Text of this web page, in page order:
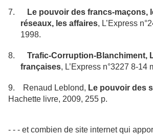
7.
Le pouvoir des francs-maçons,
réseaux, les affaires, L’Express
1998.
8.
Trafic-Corruption-Blanchiment,
françaises, L’Express n°3227 8-14
9. Renaud Leblond, Le pouvoir des
Hachette livre, 2009, 255 p.
- - - et combien de site internet qui